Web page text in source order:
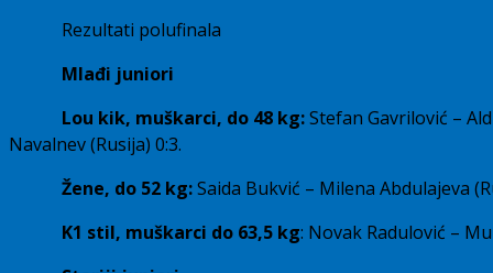
Rezultati polufinala
Mlađi juniori
Lou kik, muškarci, do 48 kg:Stefan Gavrilović –
Navalnev (Rusija) 0:3.
Žene, do 52 kg:Saida Bukvić – Milena Abdulajeva
K1 stil, muškarci do 63,5 kg: Novak Radulović –